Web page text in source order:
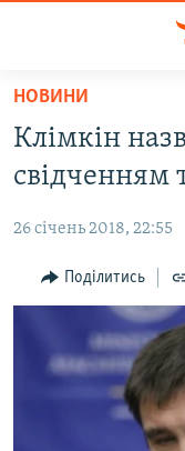
Перейти
основного
матеріалу
до
навігації
Перейти
пошуку
ПОЛІТИКА
БЛОГИ
ІНТЕРВ'Ю
ВСЕ ЗА ДЕНЬ
СПЕЦПРОЕКТИ
НОВИНИ
Клімкін
свідченням
26 січень 2018, 22:55
Поділитись